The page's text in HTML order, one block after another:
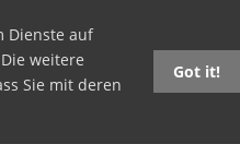
Dienste auf
weitere
Sie mit deren
Got it!